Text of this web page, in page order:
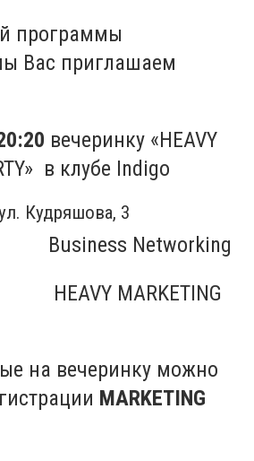
программы
Вас приглашаем
вечеринку «HEAVY
в клубе Indigo
Кудряшова, 3
Business Networking
MARKETING
на вечеринку можно
MARKETING